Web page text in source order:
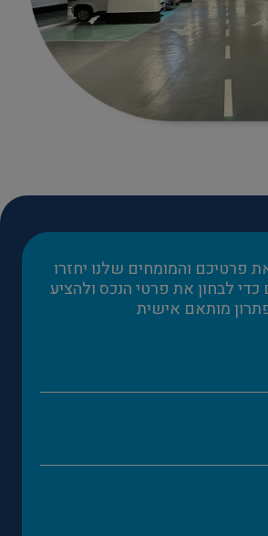
פרטיכם והמומחים שלנו יחזרו
לבחון את פרטי הנכס ולהציע
מותאם אישית